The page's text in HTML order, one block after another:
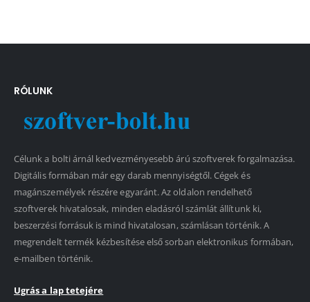
RÓLUNK
Célunk a bolti árnál kedvezményesebb árú szoftverek forgalmazása.
Digitális formában már egy darab mennyiségtől. Cégek és
magánszemélyek részére egyaránt. Az oldalon rendelhető
szoftverek hivatalosak, minden eladásról számlát állítunk ki,
beszerzési forrásuk is mind hivatalosan, számlásan történik. A
megrendelt termék kézbesítése első sorban elektronikus formában,
e-mailben történik.
Ugrás a lap tetejére